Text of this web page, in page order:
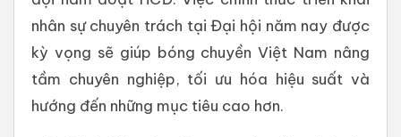
nhân sự chuyên trách tại Đại hội năm nay được
kỳ vọng sẽ giúp bóng chuyền Việt Nam nâng
tầm chuyên nghiệp, tối ưu hóa hiệu suất và
hướng đến những mục tiêu cao hơn.